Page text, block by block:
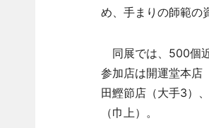
め、手まりの師範の
同展では、500個
参加店は開運堂本店
田鰹節店（大手3）
（巾上）。